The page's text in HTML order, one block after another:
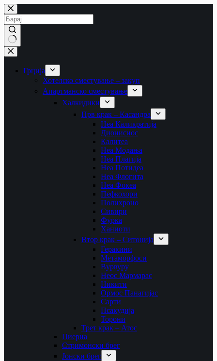
Skip
to
content
No
results
Грција
Хотелско сместување – закуп
Апартманско сместување
Халкидики
Прв крак – Касандра
Неа Каликратија
Дионисиос
Калитеа
Неа Модања
Неа Плагија
Неа Потидеа
Неа Флогита
Неа Фокеа
Пефкохори
Полихроно
Сивири
Фурка
Ханиоти
Втор крак – Ситонија
Геракини
Метаморфоси
Вурвуру
Неос Мармарас
Никити
Ормос Панагијас
Сарти
Псакудија
Торони
Трет крак – Атос
Пиериа
Стримонски брег
Јонски брег